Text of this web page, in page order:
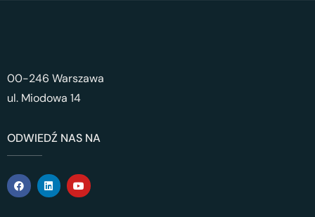
00-246 Warszawa
ul. Miodowa 14
ODWIEDŹ NAS NA